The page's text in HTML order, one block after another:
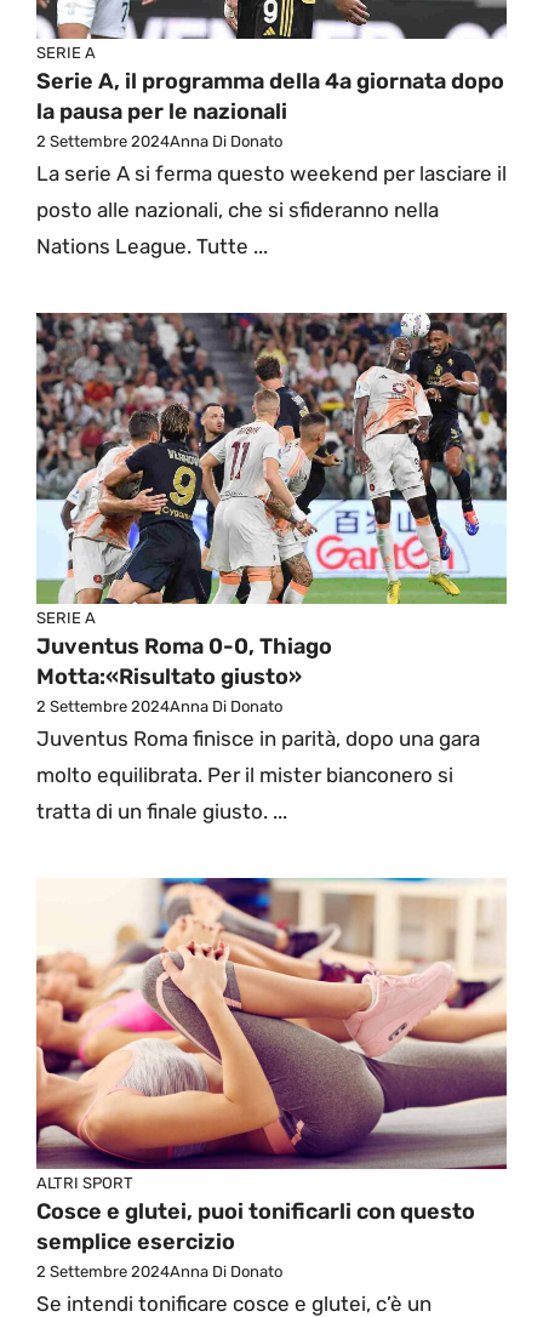
SERIE A
Serie A, il programma della 4a giornata dopo
la pausa per le nazionali
2 Settembre 2024Anna Di Donato
La serie A si ferma questo weekend per lasciare il
posto alle nazionali, che si sfideranno nella
Nations League. Tutte ...
SERIE A
Juventus Roma 0-0, Thiago
Motta:«Risultato giusto»
2 Settembre 2024Anna Di Donato
Juventus Roma finisce in parità, dopo una gara
molto equilibrata. Per il mister bianconero si
tratta di un finale giusto. ...
ALTRI SPORT
Cosce e glutei, puoi tonificarli con questo
semplice esercizio
2 Settembre 2024Anna Di Donato
Se intendi tonificare cosce e glutei, c’è un